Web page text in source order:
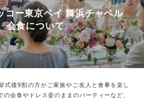
コー東京ベイ 舞浜チャペル
会食について
式後9割の方がご家族やご友人と食事を楽し
の会食やドレス姿のままのパーティーなど、